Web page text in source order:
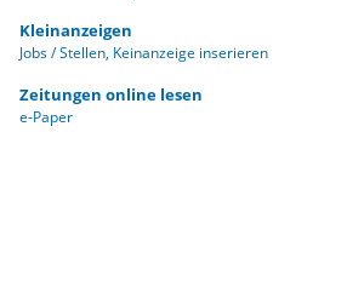
Kleinanzeigen
Jobs / Stellen Keinanzeige inserieren
Zeitungen online lesen
e-Paper